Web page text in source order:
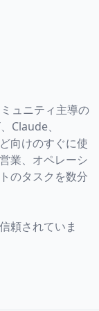
ュニティ主導の
Claude、
向けのすぐに使
業、オペレーシ
のタスクを数分
頼されていま